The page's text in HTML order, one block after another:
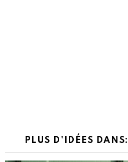
PLUS D'IDÉES DANS: